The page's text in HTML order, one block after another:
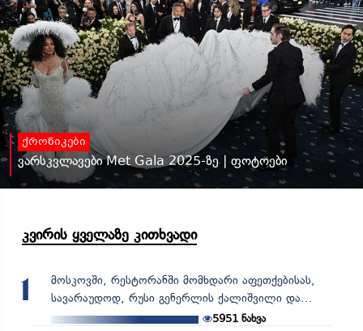
ქრონიკები
ვარსკვლავები Met Gala 2025-ზე | ფოტოები
კვირის ყველაზე კითხვადი
1
მოსკოვში, რესტორანში მომხდარი აფეთქებისას,
სავარაუდოდ, რუსი გენერლის ქალიშვილი და...
5951 ნახვა